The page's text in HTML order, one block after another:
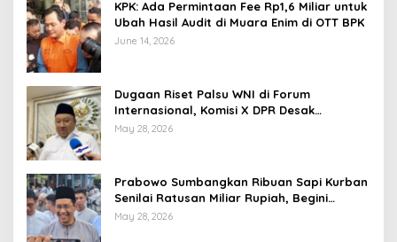
KPK: Ada Permintaan Fee Rp1,6 Miliar untuk
Ubah Hasil Audit di Muara Enim di OTT BPK
June 14, 2026
Dugaan Riset Palsu WNI di Forum
Internasional, Komisi X DPR Desak
Investigasi dan Penegakan Sanksi Etik
May 28, 2026
Prabowo Sumbangkan Ribuan Sapi Kurban
Senilai Ratusan Miliar Rupiah, Begini
Tanggapan Menkeu Purbaya
May 28, 2026